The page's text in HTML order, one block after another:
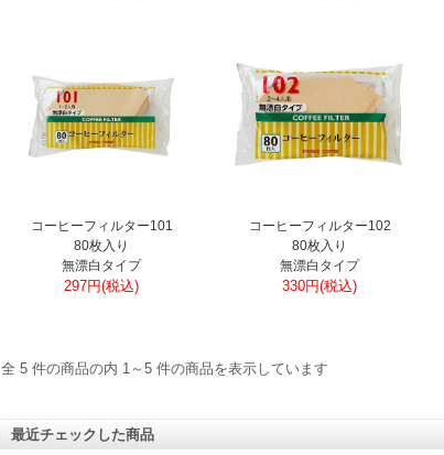
コーヒーフィルター101
80枚入り
無漂白タイプ
297円(税込)
コーヒーフィルター102
80枚入り
無漂白タイプ
330円(税込)
全 5 件の商品の内 1～5 件の商品を表示しています
最近チェックした商品